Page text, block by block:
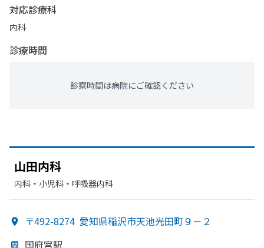
対応診療科
内科
診療時間
診察時間は病院にご確認ください
山田内科
内科・​小児科・​呼吸器内科
〒492-8274 愛知県稲沢市天池光田町９－２
国府宮駅